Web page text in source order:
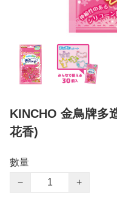
KINCHO 金鳥牌多
花香)
數量
−
+